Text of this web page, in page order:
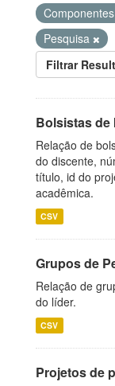
Componentes
Pesquisa
Filtrar
Bolsistas de
Relação de
do discente,
título, id do
acadêmica.
CSV
Grupos de
Relação de
do líder.
CSV
Projetos de